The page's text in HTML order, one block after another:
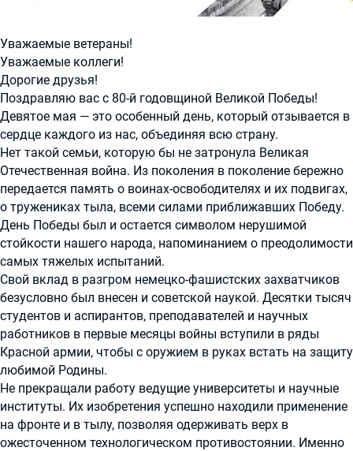
Уважаемые ветераны!
Уважаемые коллеги!
Дорогие друзья!
Поздравляю вас с 80-й годовщиной Великой Победы!
Девятое мая — это особенный день, который отзывается в
сердце каждого из нас, объединяя всю страну.
Нет такой семьи, которую бы не затронула Великая
Отечественная война. Из поколения в поколение бережно
передается память о воинах-освободителях и их подвигах,
о тружениках тыла, всеми силами приближавших Победу.
День Победы был и остается символом нерушимой
стойкости нашего народа, напоминанием о преодолимости
самых тяжелых испытаний.
Свой вклад в разгром немецко-фашистских захватчиков
безусловно был внесен и советской наукой. Десятки тысяч
студентов и аспирантов, преподавателей и научных
работников в первые месяцы войны вступили в ряды
Красной армии, чтобы с оружием в руках встать на защиту
любимой Родины.
Не прекращали работу ведущие университеты и научные
институты. Их изобретения успешно находили применение
на фронте и в тылу, позволяя одерживать верх в
ожесточенном технологическом противостоянии. Именно